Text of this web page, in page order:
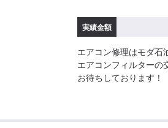
実績金額
エアコン修理はモダ石
エアコンフィルターの
お待ちしております！